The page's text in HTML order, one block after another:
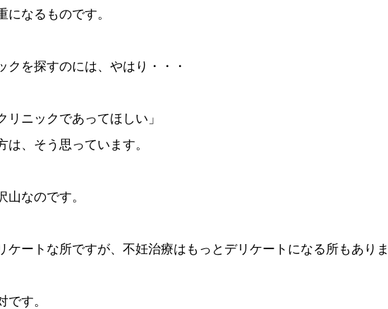
になるものです。
クを探すのには、やはり・・・
リニックであってほしい」
は、そう思っています。
山なのです。
ケートな所ですが、不妊治療はもっとデリケートになる所もあり
です。